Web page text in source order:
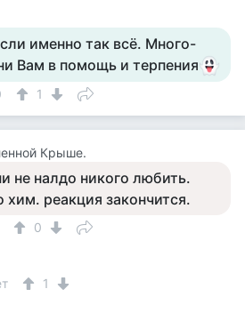
именно так всё. Много-
Вам в помощь и терпения
1
Крыше.
не налдо никого любить.
реакция закончится.
0
1